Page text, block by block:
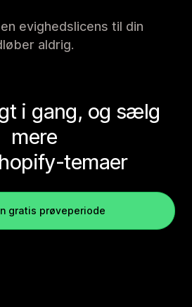
evighedslicens til din
aldrig.
i gang, og sælg
mere
temaer
gratis prøveperiode